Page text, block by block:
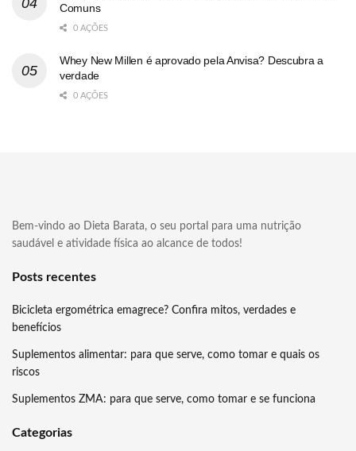
Comuns
0 AÇÕES
Whey New Millen é aprovado pela Anvisa? Descubra a
verdade
0 AÇÕES
Bem-vindo ao Dieta Barata, o seu portal para uma nutrição
saudável e atividade física ao alcance de todos!
Posts recentes
Bicicleta ergométrica emagrece? Confira mitos, verdades e
benefícios
Suplementos alimentar: para que serve, como tomar e quais os
riscos
Suplementos ZMA: para que serve, como tomar e se funciona
Categorias